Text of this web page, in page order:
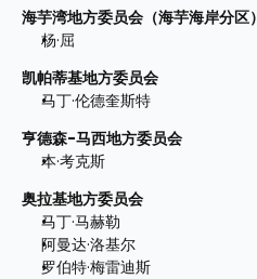
海芋湾地方委员会（海芋海岸分区）
杨·屈
凯帕蒂基地方委员会
马丁·伦德奎斯特
亨德森-马西地方委员会
本·考克斯
奥拉基地方委员会
马丁·马赫勒
阿曼达·洛基尔
罗伯特·梅雷迪斯